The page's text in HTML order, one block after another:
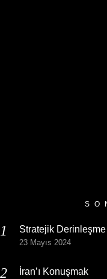
Stratejik Derinleşme
23 Mayıs 2024
İran’ı Konuşmak